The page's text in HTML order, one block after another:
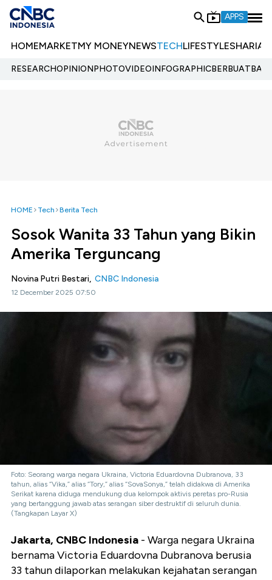
APPS
HOMEMARKETMY MONEYNEWSTECHLIFESTYLESHARIA
RESEARCHOPINIONPHOTOVIDEOINFOGRAPHIC
HOME Tech Berita Tech
Sosok Wanita 33 Tahun yang Bikin
Amerika Terguncang
Novina Putri Bestari, CNBC Indonesia
12 December 2025 07:50
Foto: Seorang warga negara Ukraina, Victoria Eduardovna Dubranova, 33
tahun, alias “Vika,” alias “Tory,” alias “SovaSonya,” telah didakwa di Amerika
Serikat karena diduga mendukung dua kelompok aktivis peretas pro-Rusia
yang bertanggung jawab atas serangan siber destruktif di seluruh dunia.
(Tangkapan Layar X)
Jakarta, CNBC Indonesia - Warga negara Ukraina
bernama Victoria Eduardovna Dubranova berusia
33 tahun dilaporkan melakukan kejahatan serangan